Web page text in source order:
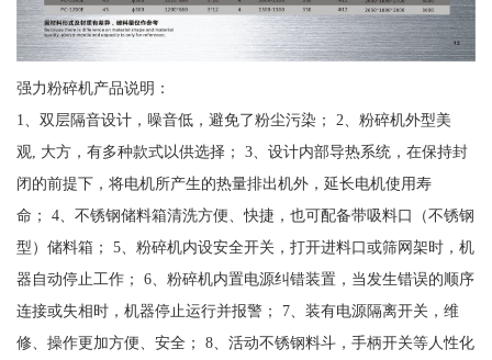
强力粉碎机产品说明：
1、双层隔音设计，噪音低，避免了粉尘污染； 2、粉碎机外型美
观, 大方，有多种款式以供选择； 3、设计内部导热系统，在保持封
闭的前提下，将电机所产生的热量排出机外，延长电机使用寿
命； 4、不锈钢储料箱清洗方便、快捷，也可配备带吸料口（不锈钢
型）储料箱； 5、粉碎机内设安全开关，打开进料口或筛网架时，机
器自动停止工作； 6、粉碎机内置电源纠错装置，当发生错误的顺序
连接或失相时，机器停止运行并报警； 7、装有电源隔离开关，维
修、操作更加方便、安全； 8、活动不锈钢料斗，手柄开关等人性化